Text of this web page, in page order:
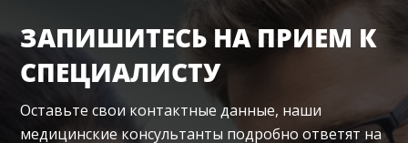
ЗАПИШИТЕСЬ НА ПРИЕМ К
СПЕЦИАЛИСТУ
Оставьте свои контактные данные, наши
медицинские консультанты подробно ответят на